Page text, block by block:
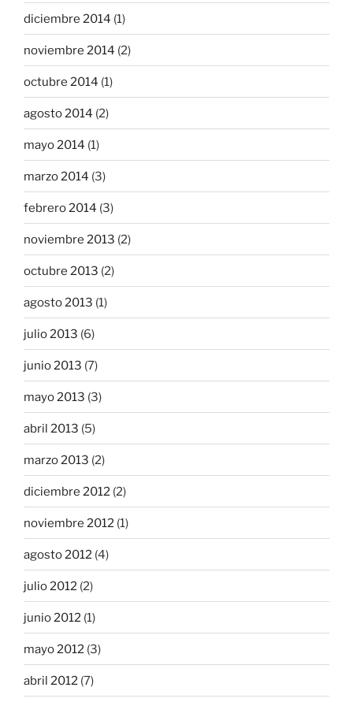
diciembre 2014 (1)
noviembre 2014 (2)
octubre 2014 (1)
agosto 2014 (2)
mayo 2014 (1)
marzo 2014 (3)
febrero 2014 (3)
noviembre 2013 (2)
octubre 2013 (2)
agosto 2013 (1)
julio 2013 (6)
junio 2013 (7)
mayo 2013 (3)
abril 2013 (5)
marzo 2013 (2)
diciembre 2012 (2)
noviembre 2012 (1)
agosto 2012 (4)
julio 2012 (2)
junio 2012 (1)
mayo 2012 (3)
abril 2012 (7)